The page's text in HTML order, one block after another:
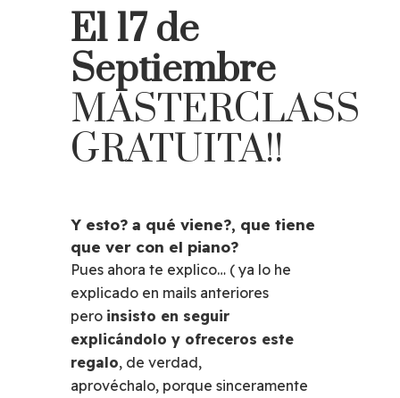
El 17 de
Septiembre
MASTERCLASS
GRATUITA!!
Y esto? a qué viene?, que tiene
que ver con el piano?
Pues ahora te explico… ( ya lo he
explicado en mails anteriores
pero insisto en seguir
explicándolo y ofreceros este
regalo, de verdad,
aprovéchalo, porque sinceramente